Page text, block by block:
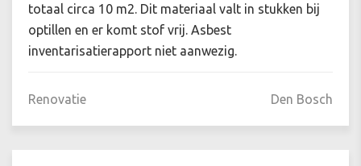
totaal circa 10 m2. Dit materiaal valt in stukken bij
optillen en er komt stof vrij. Asbest
inventarisatierapport niet aanwezig.
Renovatie Den Bosch